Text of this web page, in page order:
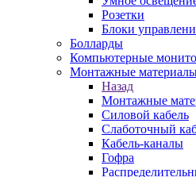
Розетки
Блоки
Болларды
Компьютерные
Монтажные
Назад
Монтажные
Силовой кабель
Слаботочный
Кабель-каналы
Гофра